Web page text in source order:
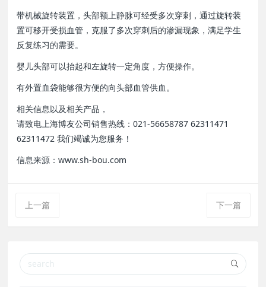
带机械旋转装置，头部额上静脉可经受多次穿刺，通过旋转装
置可移开受损血管，克服了多次穿刺后的渗漏现象，满足学生
反复练习的需要。
婴儿头部可以抬起和左旋转一定角度，方便操作。
有外置血袋能够很方便的向头部血管供血。
相关信息以及相关产品，
请致电上海博友公司销售热线：021-56658787 62311471
62311472 我们竭诚为您服务！
信息来源：www.sh-bou.com
上一篇 下一篇